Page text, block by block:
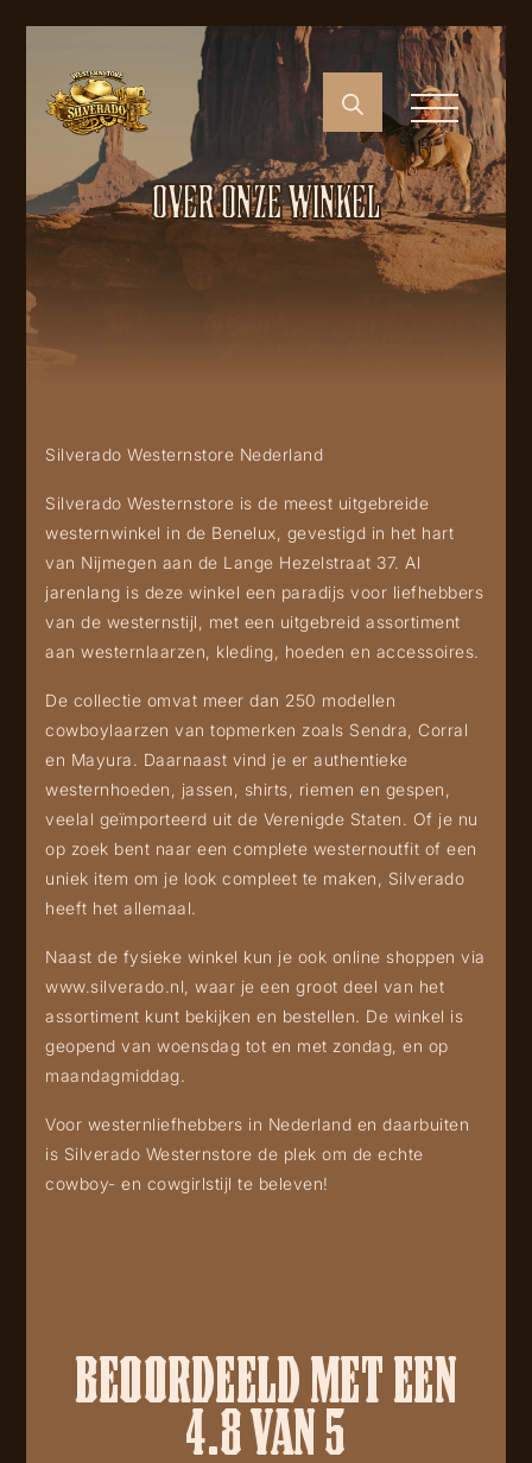
OVER ONZE WINKEL
Silverado Westernstore Nederland
Silverado Westernstore is de meest uitgebreide
westernwinkel in de Benelux, gevestigd in het hart
van Nijmegen aan de Lange Hezelstraat 37. Al
jarenlang is deze winkel een paradijs voor liefhebbers
van de westernstijl, met een uitgebreid assortiment
aan westernlaarzen, kleding, hoeden en accessoires.
De collectie omvat meer dan 250 modellen
cowboylaarzen van topmerken zoals Sendra, Corral
en Mayura. Daarnaast vind je er authentieke
westernhoeden, jassen, shirts, riemen en gespen,
veelal geïmporteerd uit de Verenigde Staten. Of je nu
op zoek bent naar een complete westernoutfit of een
uniek item om je look compleet te maken, Silverado
heeft het allemaal.
Naast de fysieke winkel kun je ook online shoppen via
www.silverado.nl , waar je een groot deel van het
assortiment kunt bekijken en bestellen. De winkel is
geopend van woensdag tot en met zondag, en op
maandagmiddag.
Voor westernliefhebbers in Nederland en daarbuiten
is Silverado Westernstore de plek om de echte
cowboy- en cowgirlstijl te beleven!
BEOORDEELD MET EEN
4.8 VAN 5